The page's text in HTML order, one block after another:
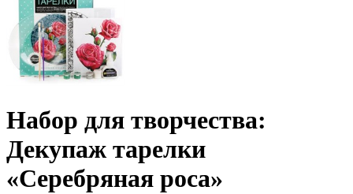
Набор для творчества:
Декупаж тарелки
«Серебряная роса»